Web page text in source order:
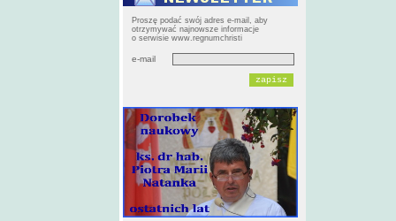
Proszę podać swój adres e-mail, aby
otrzymywać najnowsze informacje
o serwisie www.regnumchristi
e-mail